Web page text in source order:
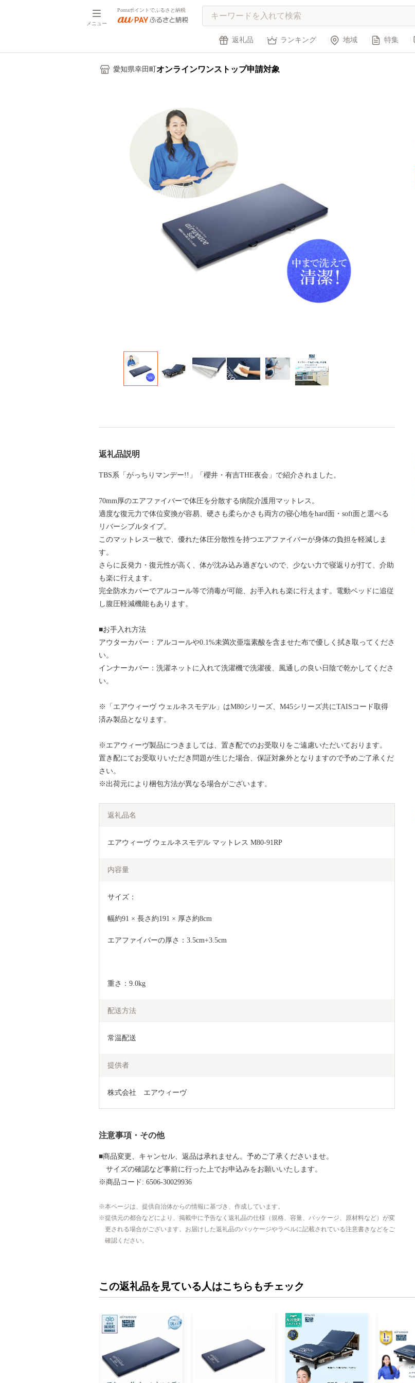
メニュー
Pontaポイントでふるさと納税
返礼品 ランキング 地域 特集
愛知県幸田町 オンラインワンストップ申請対象
返礼品説明
TBS系「がっちりマンデー!!」「櫻井・有吉THE夜会」で紹介されました。
70mm厚のエアファイバーで体圧を分散する病院介護用マットレス。
適度な復元力で体位変換が容易、硬さも柔らかさも両方の寝心地をhard面・soft面と選べる
リバーシブルタイプ。
このマットレス一枚で、優れた体圧分散性を持つエアファイバーが身体の負担を軽減しま
す。
さらに反発力・復元性が高く、体が沈み込み過ぎないので、少ない力で寝返りが打て、介助
も楽に行えます。
完全防水カバーでアルコール等で消毒が可能、お手入れも楽に行えます。電動ベッドに追従
し腹圧軽減機能もあります。
■お手入れ方法
アウターカバー：アルコールや0.1%未満次亜塩素酸を含ませた布で優しく拭き取ってくださ
い。
インナーカバー：洗濯ネットに入れて洗濯機で洗濯後、風通しの良い日陰で乾かしてくださ
い。
※「エアウィーヴ ウェルネスモデル」はM80シリーズ、M45シリーズ共にTAISコード取得
済み製品となります。
※エアウィーヴ製品につきましては、置き配でのお受取りをご遠慮いただいております。
置き配にてお受取りいただき問題が生じた場合、保証対象外となりますので予めご了承くだ
さい。
※出荷元により梱包方法が異なる場合がございます。
返礼品名
エアウィーヴ ウェルネスモデル マットレス M80-91RP
内容量
サイズ：
幅約91 × 長さ約191 × 厚さ約8cm
エアファイバーの厚さ：3.5cm+3.5cm
重さ：9.0kg
配送方法
常温配送
提供者
株式会社　エアウィーヴ
注意事項・その他
■商品変更、キャンセル、返品は承れません。予めご了承くださいませ。
サイズの確認など事前に行った上でお申込みをお願いいたします。
※商品コード: 6506-30029936
本ページは、提供自治体からの情報に基づき、作成しています。
提供元の都合などにより、掲載中に予告なく返礼品の仕様（規格、容量、パッケージ、原材料など）が変
更される場合がございます。お届けした返礼品のパッケージやラベルに記載されている注意書きなどをご
確認ください。
この返礼品を見ている人はこちらもチェック